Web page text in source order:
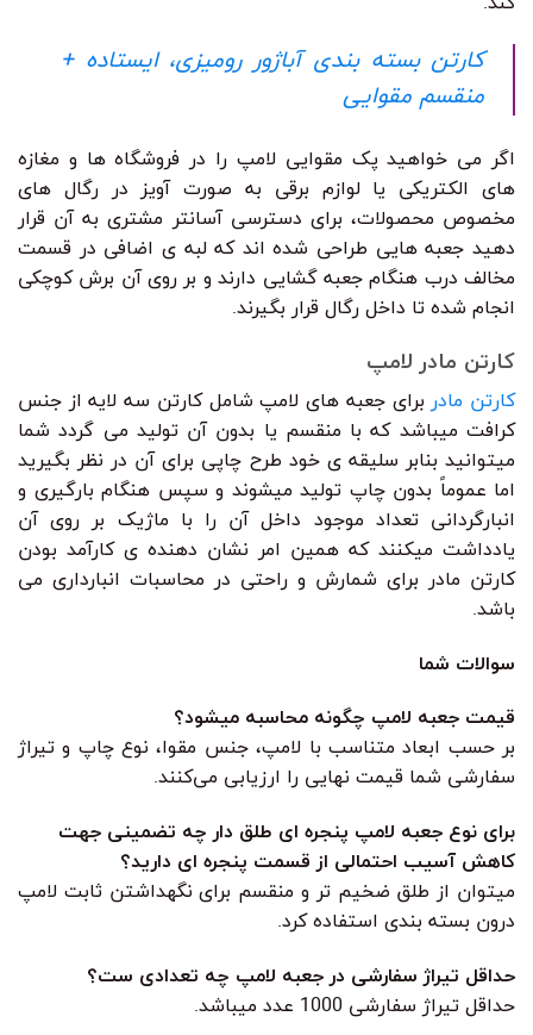
کارتن بسته بندی آباژور رومیزی، ایستاده +
منقسم مقوایی
اگر می خواهید پک مقوایی لامپ را در فروشگاه ها و مغازه
های الکتریکی یا لوازم برقی به صورت آویز در رگال های
مخصوص محصولات، برای دسترسی آسانتر مشتری به آن قرار
دهید جعبه هایی طراحی شده اند که لبه ی اضافی در قسمت
مخالف درب هنگام جعبه گشایی دارند و بر روی آن برش کوچکی
انجام شده تا داخل رگال قرار بگیرند.
کارتن مادر لامپ
کارتن مادر برای جعبه های لامپ شامل کارتن سه لایه از جنس
کرافت میباشد که با منقسم یا بدون آن تولید می گردد شما
میتوانید بنابر سلیقه ی خود طرح چاپی برای آن در نظر بگیرید
اما عموماً بدون چاپ تولید میشوند و سپس هنگام بارگیری و
انبارگردانی تعداد موجود داخل آن را با ماژیک بر روی آن
یادداشت میکنند که همین امر نشان دهنده ی کارآمد بودن
کارتن مادر برای شمارش و راحتی در محاسبات انبارداری می
باشد.
سوالات شما
قیمت جعبه لامپ چگونه محاسبه میشود؟
بر حسب ابعاد متناسب با لامپ، جنس مقوا، نوع چاپ و تیراژ
سفارشی شما قیمت نهایی را ارزیابی می‌کنند.
برای نوع جعبه لامپ پنجره ای طلق دار چه تضمینی جهت
کاهش آسیب احتمالی از قسمت پنجره ای دارید؟
میتوان از طلق ضخیم تر و منقسم برای نگهداشتن ثابت لامپ
درون بسته بندی استفاده کرد.
حداقل تیراژ سفارشی در جعبه لامپ چه تعدادی ست؟
حداقل تیراژ سفارشی 1000 عدد میباشد.